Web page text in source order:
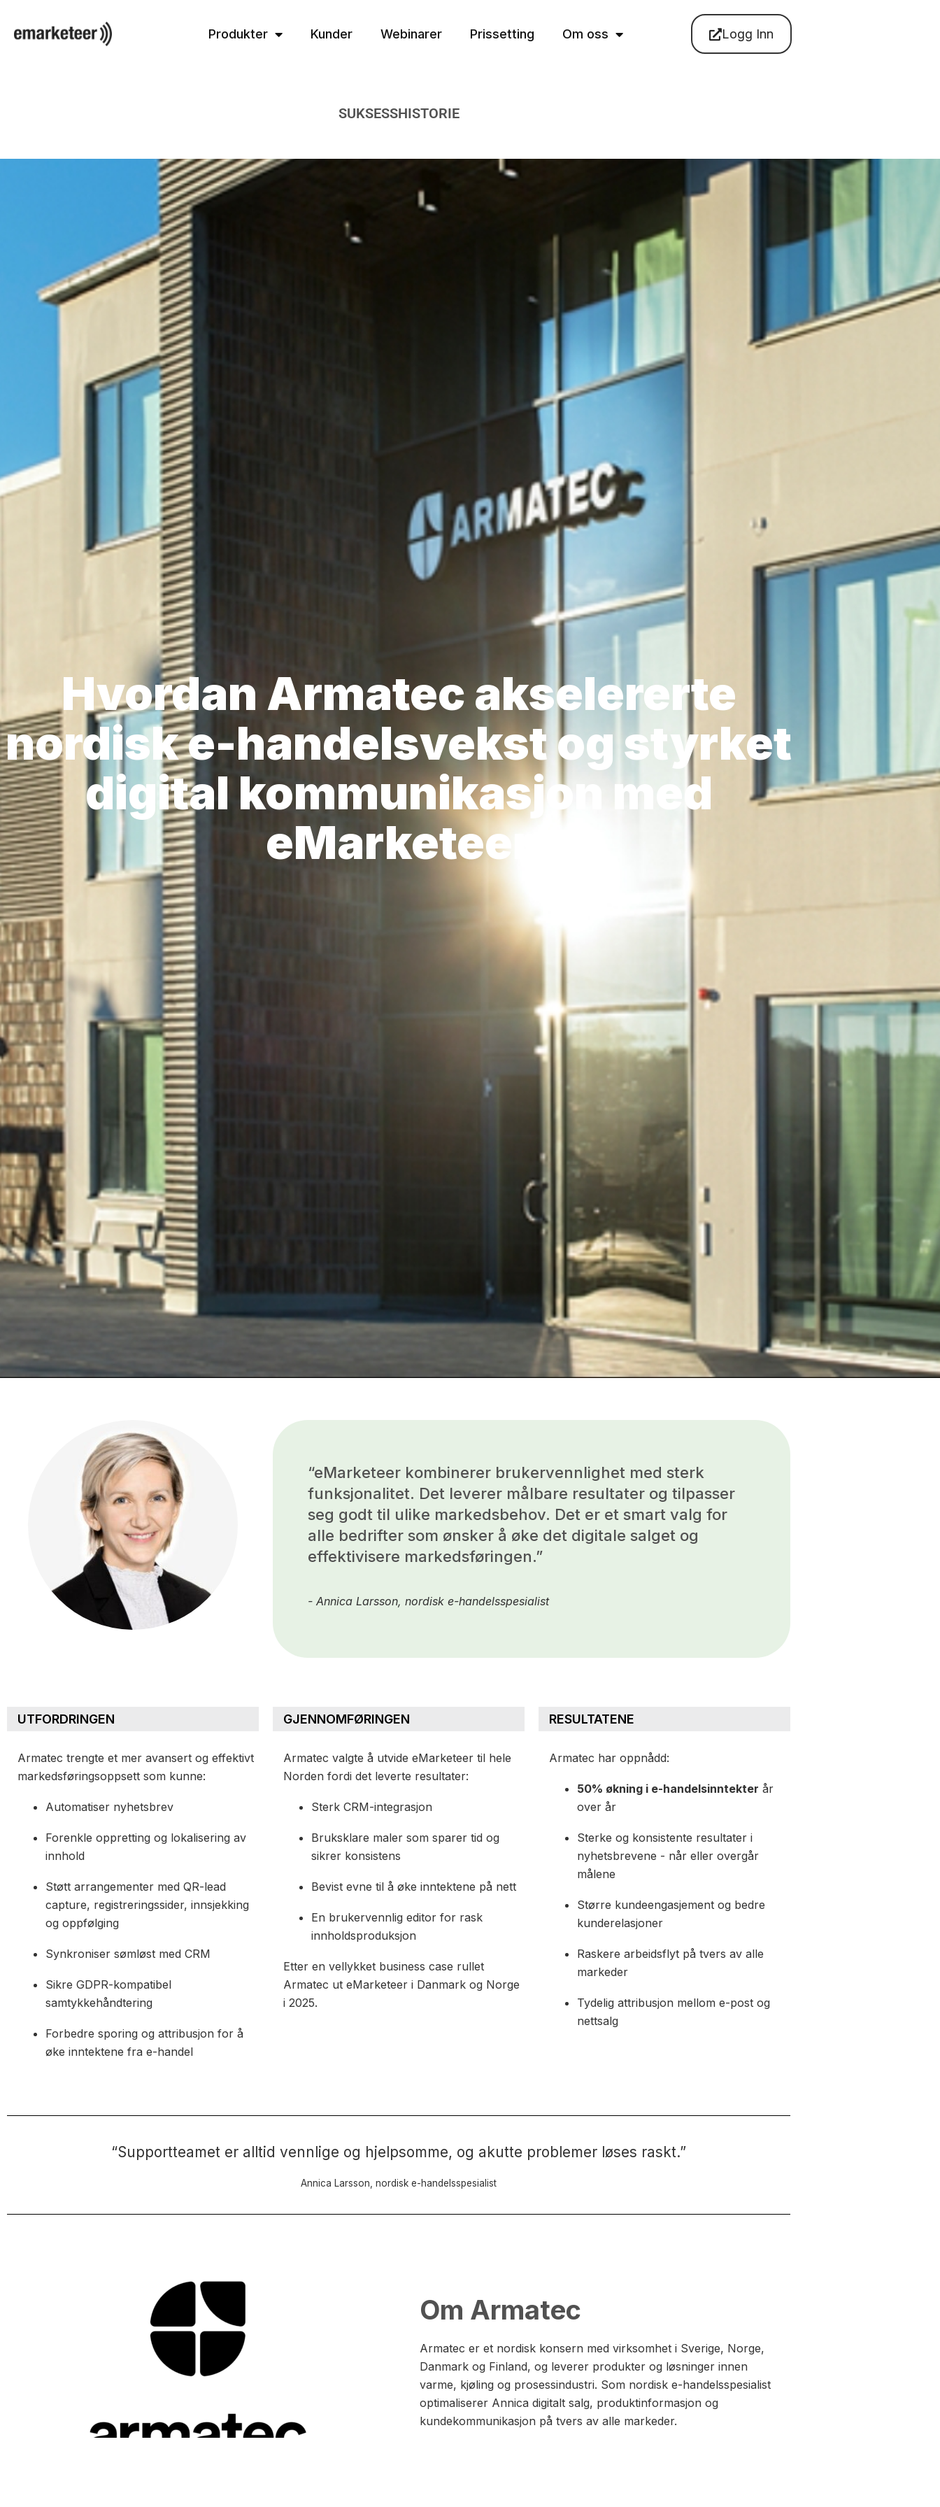
Produkter Kunder Webinarer Prissetting Om oss Logg Inn
SUKSESSHISTORIE
Hvordan Armatec akselererte
nordisk e-handelsvekst og styrket
digital kommunikasjon med
eMarketeer
“eMarketeer kombinerer brukervennlighet med sterk
funksjonalitet. Det leverer målbare resultater og tilpasser
seg godt til ulike markedsbehov. Det er et smart valg for
alle bedrifter som ønsker å øke det digitale salget og
effektivisere markedsføringen.”
- Annica Larsson, nordisk e-handelsspesialist
UTFORDRINGEN
Armatec trengte et mer avansert og effektivt
markedsføringsoppsett som kunne:
Automatiser nyhetsbrev
Forenkle oppretting og lokalisering av
innhold
Støtt arrangementer med QR-lead
capture, registreringssider, innsjekking
og oppfølging
Synkroniser sømløst med CRM
Sikre GDPR-kompatibel
samtykkehåndtering
Forbedre sporing og attribusjon for å
øke inntektene fra e-handel
GJENNOMFØRINGEN
Armatec valgte å utvide eMarketeer til hele
Norden fordi det leverte resultater:
Sterk CRM-integrasjon
Bruksklare maler som sparer tid og
sikrer konsistens
Bevist evne til å øke inntektene på nett
En brukervennlig editor for rask
innholdsproduksjon
Etter en vellykket business case rullet
Armatec ut eMarketeer i Danmark og Norge
i 2025.
RESULTATENE
Armatec har oppnådd:
50% økning i e-handelsinntekter år
over år
Sterke og konsistente resultater i
nyhetsbrevene - når eller overgår
målene
Større kundeengasjement og bedre
kunderelasjoner
Raskere arbeidsflyt på tvers av alle
markeder
Tydelig attribusjon mellom e-post og
nettsalg
“Supportteamet er alltid vennlige og hjelpsomme, og akutte problemer løses raskt.”
Annica Larsson, nordisk e-handelsspesialist
Om Armatec
Armatec er et nordisk konsern med virksomhet i Sverige, Norge,
Danmark og Finland, og leverer produkter og løsninger innen
varme, kjøling og prosessindustri. Som nordisk e-handelsspesialist
optimaliserer Annica digitalt salg, produktinformasjon og
kundekommunikasjon på tvers av alle markeder.